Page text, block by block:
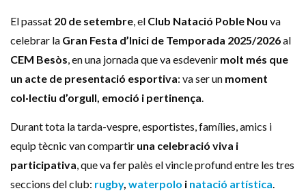
El passat 20 de setembre , el Club Natació Poble Nou va
celebrar la Gran Festa d’Inici de Temporada 2025/2026al
CEM Besòs , en una jornada que va esdevenir molt més que
un acte de presentació esportiva: va ser un moment
col·lectiu d’orgull, emoció i pertinença
Durant tota la tarda-vespre, esportistes, famílies, amics i
equip tècnic van compartir una celebració viva i
participativa, que va fer palès el vincle profund entre les tres
seccions del club: rugby, waterpolo i natació artística.